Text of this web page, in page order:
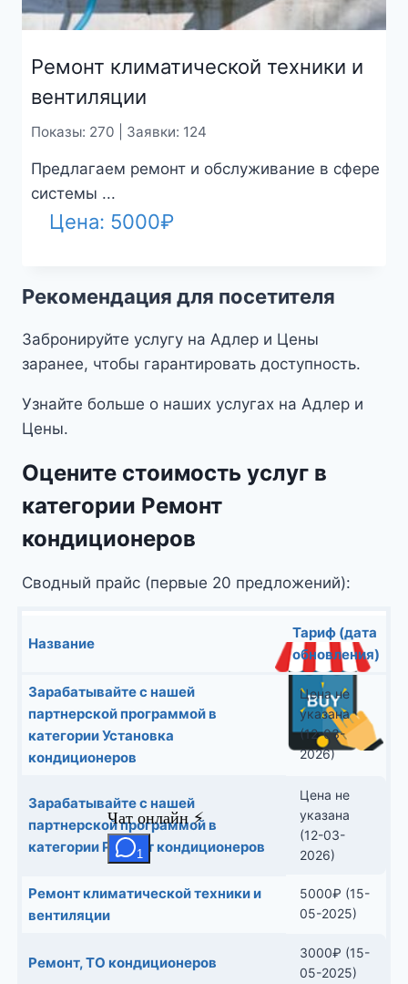
Ремонт климатической техники и
вентиляции
Показы: 270 | Заявки: 124
Предлагаем ремонт и обслуживание в сфере
системы ...
Цена: 5000₽
Рекомендация для посетителя
Забронируйте услугу на Адлер и Цены
заранее, чтобы гарантировать доступность.
Узнайте больше о наших услугах на Адлер и
Цены.
Оцените стоимость услуг в
категории Ремонт
кондиционеров
Сводный прайс (первые 20 предложений):
Название
Тариф (дата
обновления)
Зарабатывайте с нашей
партнерской программой в
категории Установка
кондиционеров
Цена не
указана
(12-03-
2026)
Зарабатывайте с нашей
партнерской программой в
категории Ремонт кондиционеров
Цена не
указана
(12-03-
2026)
Ремонт климатической техники и
вентиляции
5000₽ (15-
05-2025)
Ремонт, ТО кондиционеров
3000₽ (15-
05-2025)